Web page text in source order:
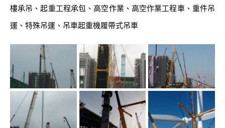
樓承吊、起重工程承包、高空作業、高空作業工程車、重件吊
運、特殊吊運、吊車起重機履帶式吊車